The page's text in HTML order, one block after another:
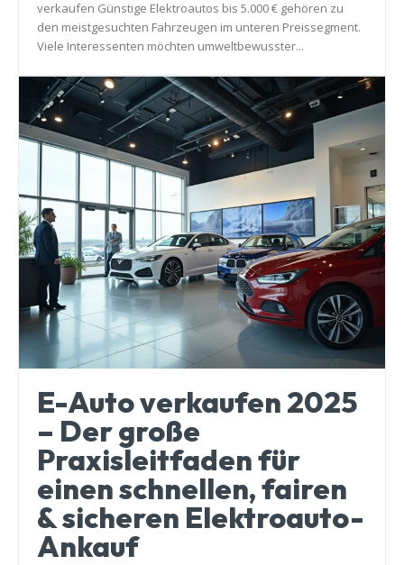
verkaufen Günstige Elektroautos bis 5.000 € gehören zu
den meistgesuchten Fahrzeugen im unteren Preissegment.
Viele Interessenten möchten umweltbewusster...
E-Auto verkaufen 2025
– Der große
Praxisleitfaden für
einen schnellen, fairen
& sicheren Elektroauto-
Ankauf